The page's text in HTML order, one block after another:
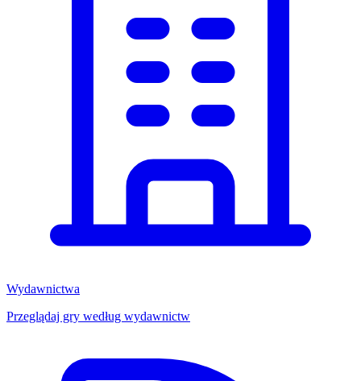
Wydawnictwa
Przeglądaj gry według wydawnictw